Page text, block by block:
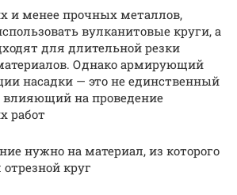
и менее прочных металлов,
вулканитовые круги, а
для длительной резки
Однако армирующий
насадки — это не единственный
влияющий на проведение
работ
нужно на материал, из которого
круг